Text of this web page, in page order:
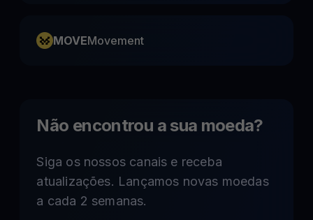
MOVEMovement
Não encontrou a sua moeda?
Siga os nossos canais e receba
atualizações. Lançamos novas moedas
a cada 2 semanas.